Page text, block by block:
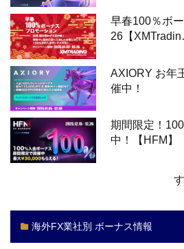
早春100％ボ
26【
AXIORY お年
催中！
期間限定！
中！【HFM】
海外FX業社別 ボーナス情報